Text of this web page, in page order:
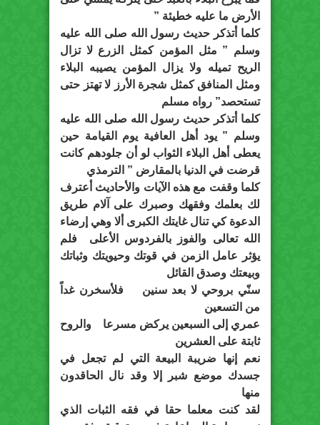
الأرض ما عليه خطيئة ”
كلما أتذكر حديث رسول الله صلى الله عليه
وسلم ” مثل المؤمن كمثل الزرع لا تزال
الريح تميله ولا يزال المؤمن يصيبه البلاء
ومثل المنافق كمثل شجرة الأرز لا تهتز حتى
تستحصد” رواه مسلم
كلما أتذكر حديث رسول الله صلى الله عليه
وسلم ” يود أهل العافية يوم القيامة حين
يعطى أهل البلاء الثواب لو أن جلودهم كانت
قرضت في الدنيا بالمقارض ” الترمذي
كلما وقفت مع هذه الآيات والأحاديث أعترف
لك بعلمك وفقهك وصبرك على آلام طريق
الدعوة كي تنال غايتك الكبرى ألا وهي إرضاء
الله تعالى والفوز بالفردوس الأعلى فلم
يؤثر عامل الزمن في قوتك وحيويتك وثباتك
وبيعتك وصدق القائل
سنّي بروحي لا بعد سنين فلأسخرن غداً
من التسعين
عمري إلى السبعين يركض مسرعا والروح
ثابتة على العشرين
نعم إنها ضريبة البيعة التي لم تجعل في
جسدك موضع شبر إلا وقد نال الحاقدون
منها
لقد كنت معلما حقا في فقه الثبات الذي